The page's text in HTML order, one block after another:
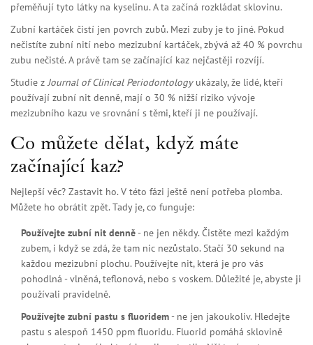
přeměňují tyto látky na kyselinu. A ta začíná rozkládat sklovinu.
Zubní kartáček čistí jen povrch zubů. Mezi zuby je to jiné. Pokud
nečistíte zubní nití nebo mezizubní kartáček, zbývá až 40 % povrchu
zubu nečisté. A právě tam se začínající kaz nejčastěji rozvíjí.
Studie zJournal of Clinical Periodontologyukázaly, že lidé, kteří
používají zubní nit denně, mají o 30 % nižší riziko vývoje
mezizubního kazu ve srovnání s těmi, kteří ji ne používají.
Co můžete dělat, když máte
začínající kaz?
Nejlepší věc? Zastavit ho. V této fázi ještě není potřeba plomba.
Můžete ho obrátit zpět. Tady je, co funguje:
Používejte zubní nit denně- ne jen někdy. Čistěte mezi každým
zubem, i když se zdá, že tam nic nezůstalo. Stačí 30 sekund na
každou mezizubní plochu. Používejte nit, která je pro vás
pohodlná - vlněná, teflonová, nebo s voskem. Důležité je, abyste ji
používali pravidelně.
Používejte zubní pastu s fluoridem- ne jen jakoukoliv. Hledejte
pastu s alespoň 1450 ppm fluoridu. Fluorid pomáhá sklovině